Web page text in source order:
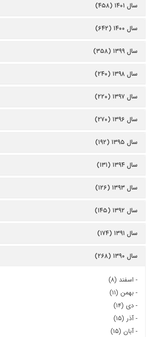
سال ۱۴۰۱ (۴۵۸)
سال ۱۴۰۰ (۶۴۲)
سال ۱۳۹۹ (۳۵۸)
سال ۱۳۹۸ (۲۴۰)
سال ۱۳۹۷ (۲۲۰)
سال ۱۳۹۶ (۲۷۰)
سال ۱۳۹۵ (۱۹۲)
سال ۱۳۹۴ (۱۳۱)
سال ۱۳۹۳ (۱۲۶)
سال ۱۳۹۲ (۱۴۵)
سال ۱۳۹۱ (۱۷۴)
سال ۱۳۹۰ (۲۶۸)
- اسفند (۸)
-بهمن (۱۱)
-دی (۱۴)
-آذر (۱۵)
-آبان (۱۵)